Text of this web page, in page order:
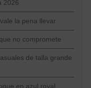
2026
la pena llevar
no compromete
de talla grande
en azul royal